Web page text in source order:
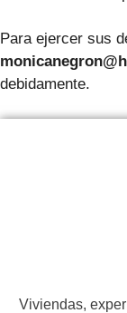
Para ejercer sus
debidamente.
Viviendas,